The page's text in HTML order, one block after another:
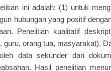
ini adalah: (1) untuk
hubungan yang positif
Penelitian kualitatif
guru, orang tua, masyarakat).
data sekunder dari
Hasil penelitian